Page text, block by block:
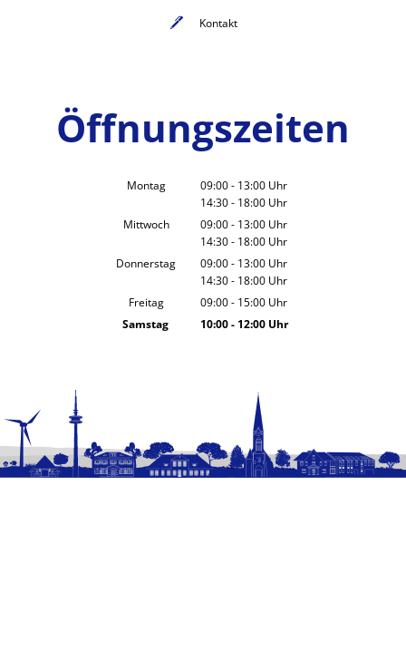
Kontakt
Öffnungszeiten
Montag 09:00- 13:00 Uhr
Von 09:00 bis 13:00 Uhr
14:30- 18:00 Uhr
Von 14:30 bis 18:00 Uhr
Mittwoch 09:00- 13:00 Uhr
Von 09:00 bis 13:00 Uhr
14:30- 18:00 Uhr
Von 14:30 bis 18:00 Uhr
Donnerstag 09:00- 13:00 Uhr
Von 09:00 bis 13:00 Uhr
14:30- 18:00 Uhr
Von 14:30 bis 18:00 Uhr
Freitag 09:00- 15:00 Uhr
Von 09:00 bis 15:00 Uhr
Samstag 10:00- 12:00Uhr